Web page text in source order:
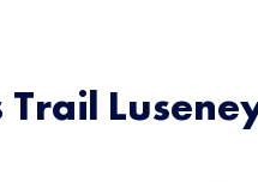
Trail